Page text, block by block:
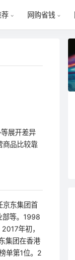
荐 网购省钱
展开差异
商品比较靠
京东集团首
部等。1998
年初，
集团在香港
单第1位。2